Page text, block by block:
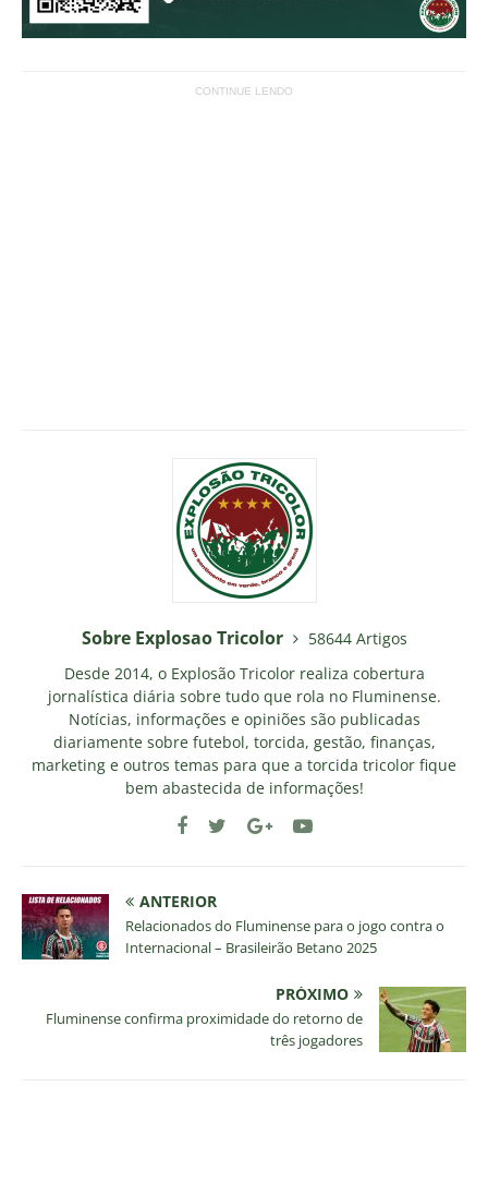
CONTINUE LENDO
Sobre Explosao Tricolor
58644 Artigos
Desde 2014, o Explosão Tricolor realiza cobertura
jornalística diária sobre tudo que rola no Fluminense.
Notícias, informações e opiniões são publicadas
diariamente sobre futebol, torcida, gestão, finanças,
marketing e outros temas para que a torcida tricolor fique
bem abastecida de informações!
ANTERIOR
Relacionados do Fluminense para o jogo contra o
Internacional – Brasileirão Betano 2025
PRÓXIMO
Fluminense confirma proximidade do retorno de
três jogadores